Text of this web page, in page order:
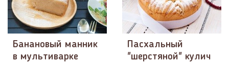
Банановый манник
в мультиварке
Пасхальный
"шерстяной" кулич